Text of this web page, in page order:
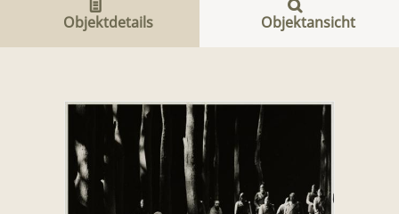
Objektdetails Objektansicht